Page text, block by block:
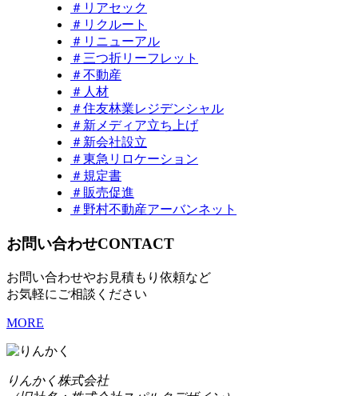
＃リアセック
＃リクルート
＃リニューアル
＃三つ折リーフレット
＃不動産
＃人材
＃住友林業レジデンシャル
＃新メディア立ち上げ
＃新会社設立
＃東急リロケーション
＃規定書
＃販売促進
＃野村不動産アーバンネット
お問い合わせCONTACT
お問い合わせやお見積もり依頼など
お気軽にご相談ください
MORE
りんかく株式会社